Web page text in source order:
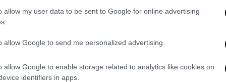
allow my user data to be sent to Google for online advertising
allow Google to send me personalized advertising.
allow Google to enable storage related to analytics like cookies on
identifiers in apps.
οίδημα, κατάγματα στα πλευρά,
αιματώματα.
βαριές, καθώςκινδύνεψε
διαταραχές όρασης και
στο παραπεμπτικό βούλευμα.